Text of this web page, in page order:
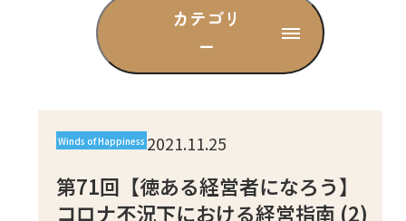
雑誌
CD
DVD・ブルーレイ
雑貨
カテゴリ
ー
Winds of Happiness 2021.11.25
第71回【徳ある経営者になろう】
コロナ不況下における経営指南 (2)